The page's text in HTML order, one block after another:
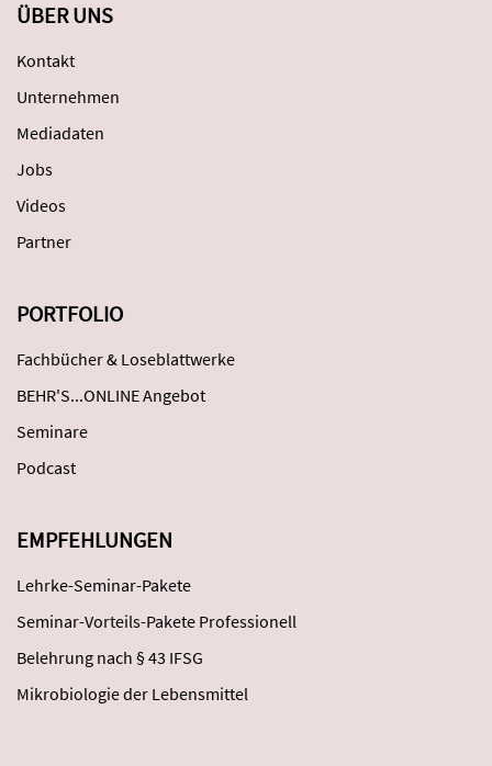
ÜBER UNS
Kontakt
Unternehmen
Mediadaten
Jobs
Videos
Partner
PORTFOLIO
Fachbücher & Loseblattwerke
BEHR'S...ONLINE Angebot
Seminare
Podcast
EMPFEHLUNGEN
Lehrke-Seminar-Pakete
Seminar-Vorteils-Pakete Professionell
Belehrung nach § 43 IFSG
Mikrobiologie der Lebensmittel